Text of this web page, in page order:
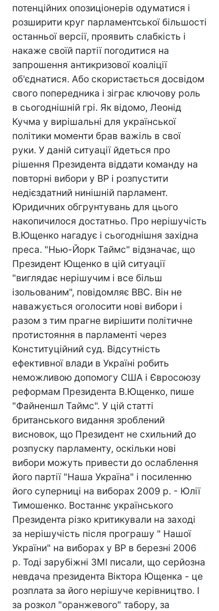
потенційних опозиціонерів одуматися і
розширити круг парламентської більшості
останньої версії, проявить слабкість і
накаже своїй партії погодитися на
запрошення антикризової коаліції
об'єднатися. Або скористається досвідом
свого попередника і зіграє ключову роль
в сьогоднішній грі. Як відомо, Леонід
Кучма у вирішальні для української
політики моменти брав важіль в свої
руки. У даній ситуації йдеться про
рішення Президента віддати команду на
повторні вибори у ВР і розпустити
недієздатний нинішній парламент.
Юридичних обгрунтувань для цього
накопичилося достатньо. Про нерішучість
В.Ющенко нагадує і сьогоднішня західна
преса. "Нью-Йорк Таймс" відзначає, що
Президент Ющенко в цій ситуації
"виглядає нерішучим і все більш
ізольованим", повідомляє ВВС. Він не
наважується оголосити нові вибори і
разом з тим прагне вирішити політичне
протистояння в парламенті через
Конституційний суд. Відсутність
ефективної влади в Україні робить
неможливою допомогу США і Євросоюзу
реформам Президента В.Ющенко, пише
"Файненшл Таймс". У цій статті
британського видання зроблений
висновок, що Президент не схильний до
розпуску парламенту, оскільки нові
вибори можуть привести до ослаблення
його партії "Наша Україна" і посиленню
його суперниці на виборах 2009 р. - Юлії
Тимошенко. Востаннє українського
Президента різко критикували на заході
за нерішучість після програшу " Нашої
України" на виборах у ВР в березні 2006
р. Тоді зарубіжні ЗМІ писали, що серйозна
невдача президента Віктора Ющенка - це
розплата за його нерішуче керівництво. І
за розкол "оранжевого" табору, за